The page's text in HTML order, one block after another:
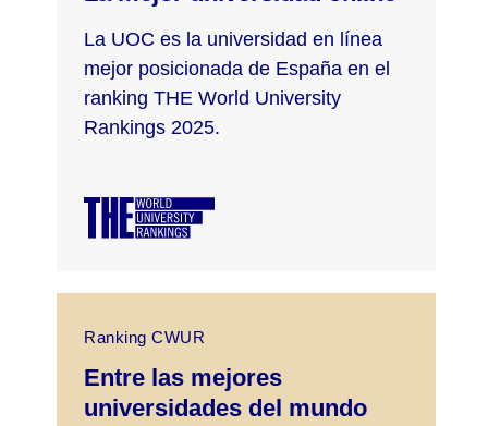
La UOC es la universidad en línea
mejor posicionada de España en el
ranking THE World University
Rankings 2025.
Ranking CWUR
Entre las mejores
universidades del mundo